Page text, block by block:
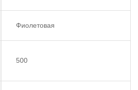
Фиолетовая
500